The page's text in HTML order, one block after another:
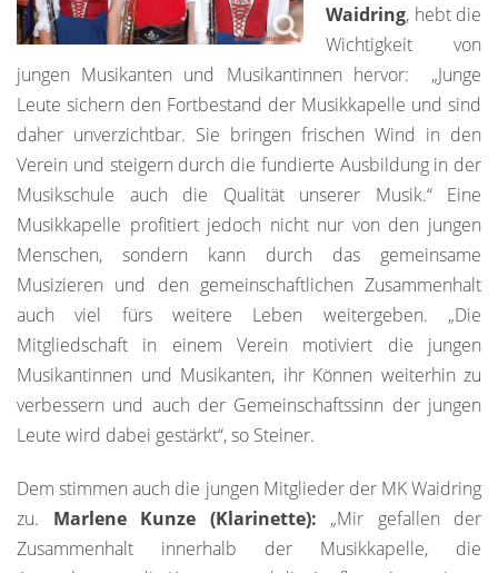
Waidring, hebt die
Wichtigkeit von
jungen Musikanten und Musikantinnen hervor: „Junge
Leute sichern den Fortbestand der Musikkapelle und sind
daher unverzichtbar. Sie bringen frischen Wind in den
Verein und steigern durch die fundierte Ausbildung in der
Musikschule auch die Qualität unserer Musik.“ Eine
Musikkapelle profitiert jedoch nicht nur von den jungen
Menschen, sondern kann durch das gemeinsame
Musizieren und den gemeinschaftlichen Zusammenhalt
auch viel fürs weitere Leben weitergeben. „Die
Mitgliedschaft in einem Verein motiviert die jungen
Musikantinnen und Musikanten, ihr Können weiterhin zu
verbessern und auch der Gemeinschaftssinn der jungen
Leute wird dabei gestärkt“, so Steiner.
Dem stimmen auch die jungen Mitglieder der MK Waidring
zu. Marlene Kunze (Klarinette): „Mir gefallen der
Zusammenhalt innerhalb der Musikkapelle, die